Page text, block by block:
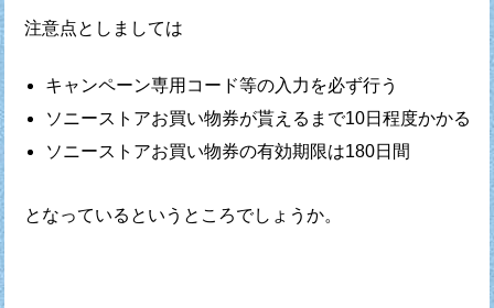
注意点としましては
キャンペーン専用コード等の入力を必ず行う
ソニーストアお買い物券が貰えるまで10日程度かかる
ソニーストアお買い物券の有効期限は180日間
となっているというところでしょうか。